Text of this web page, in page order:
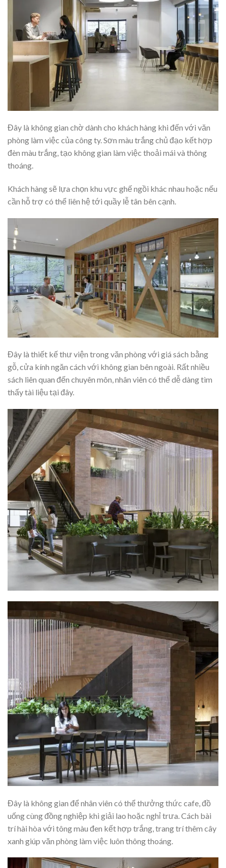
Đây là không gian chờ dành cho khách hàng khi đến với văn
phòng làm việc của công ty. Sơn màu trắng chủ đạo kết hợp
đèn màu trắng, tạo không gian làm việc thoải mái và thông
thoáng.
Khách hàng sẽ lựa chọn khu vực ghế ngồi khác nhau hoặc nếu
cần hỗ trợ có thể liên hệ tới quầy lễ tân bên cạnh.
Đây là thiết kế thư viện trong văn phòng với giá sách bằng
gỗ, cửa kính ngăn cách với không gian bên ngoài. Rất nhiều
sách liên quan đến chuyên môn, nhân viên có thể dễ dàng tìm
thấy tài liệu tại đây.
Đây là không gian để nhân viên có thể thưởng thức cafe, đồ
uống cùng đồng nghiệp khi giải lao hoặc nghỉ trưa. Cách bài
trí hài hòa với tông màu đen kết hợp trắng, trang trí thêm cây
xanh giúp văn phòng làm việc luôn thông thoáng.